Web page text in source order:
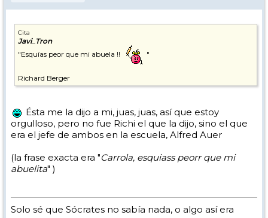
Cita
Javi_Tron
"Esquías peor que mi abuela !!
"
Richard Berger
Ésta me la dijo a mi, juas, juas, así que estoy
orgulloso, pero no fue Richi el que la dijo, sino el que
era el jefe de ambos en la escuela, Alfred Auer
(la frase exacta era "Carrola, esquiass peorr que mi
abuelita" )
Solo sé que Sócrates no sabía nada, o algo así era